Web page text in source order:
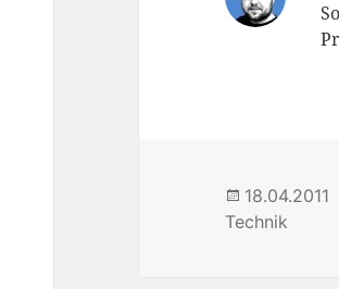
Posted
on
18.04.2011
Technik